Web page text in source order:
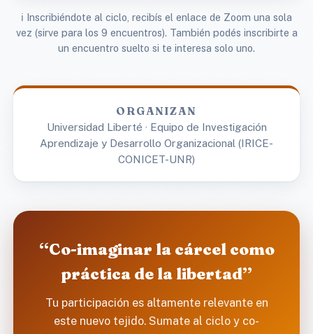
ℹ️ Inscribiéndote al ciclo, recibís el enlace de Zoom una sola
vez (sirve para los 9 encuentros). También podés inscribirte a
un encuentro suelto si te interesa solo uno.
ORGANIZAN
Universidad Liberté · Equipo de Investigación
Aprendizaje y Desarrollo Organizacional (IRICE-
CONICET-UNR)
“Co-imaginar la cárcel como
práctica de la libertad”
Tu participación es altamente relevante en
este nuevo tejido. Sumate al ciclo y co-